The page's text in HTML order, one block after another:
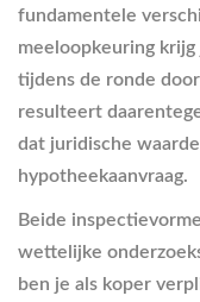
fundamentele
meeloopkeuring
tijdens de ronde
resulteert
dat juridische
hypotheekaanvraag.
Beide
wettelijke
ben je als koper